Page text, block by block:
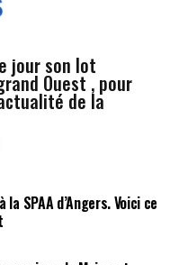
jour son lot
Ouest , pour
de la
SPAA d’Angers. Voici ce